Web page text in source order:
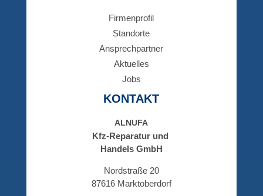
Fir­men­pro­fil
Stand­or­te
Ansprech­part­ner
Aktu­el­les
Jobs
KON­TAKT
ALNUFA
Kfz-Repa­ra­tur und
Han­dels GmbH
Nord­stra­ße 20
87616 Markt­ober­dorf